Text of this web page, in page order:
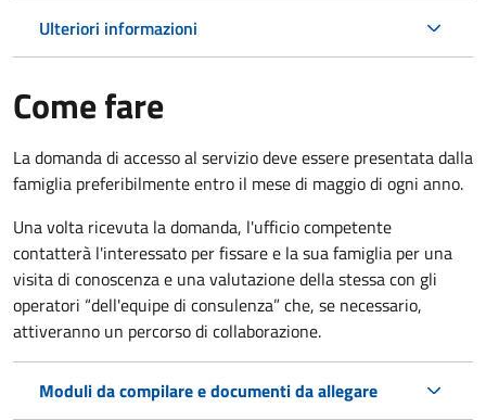
Ulteriori informazioni
Come fare
La domanda di accesso al servizio deve essere presentata dalla
famiglia preferibilmente entro il mese di maggio di ogni anno.
Una volta ricevuta la domanda, l'ufficio competente
contatterà l'interessato per fissare e la sua famiglia per una
visita di conoscenza e una valutazione della stessacon gli
operatori “dell'equipe di consulenza” che, se necessario,
attiveranno un percorso di collaborazione.
Moduli da compilare e documenti da allegare